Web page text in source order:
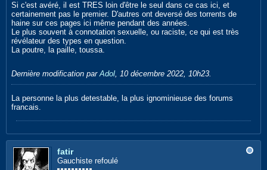
Si c'est avéré, il est TRES loin d'être le seul dans ce cas ici, et
certainement pas le premier. D'autres ont deversé des torrents de
haine sur ces pages ici même pendant des années.
Le plus souvent à connotation sexuelle, ou raciste, ce qui est très
révélateur des types en question.
La poutre, la paille, toussa.
Dernière modification parAdol, 10 décembre 2022, 10h23.
La personne la plus detestable, la plus ignominieuse des forums
francais.
fatir
Gauchiste refoulé